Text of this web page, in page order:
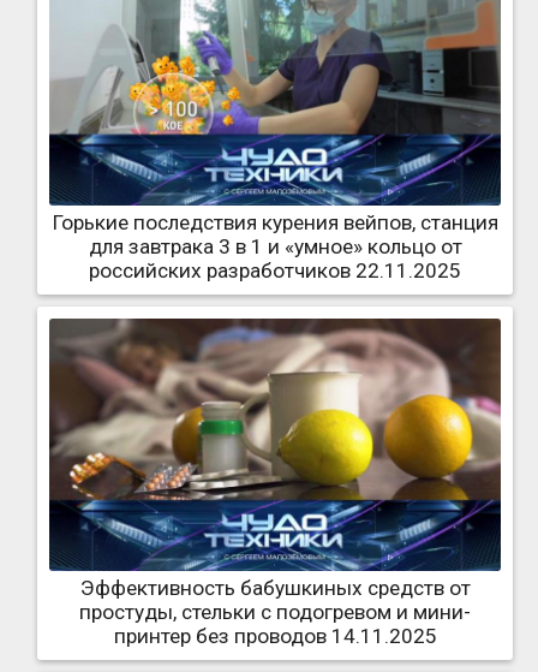
Горькие последствия курения вейпов, станция
для завтрака 3 в 1 и «умное» кольцо от
российских разработчиков 22.11.2025
Эффективность бабушкиных средств от
простуды, стельки с подогревом и мини-
принтер без проводов 14.11.2025